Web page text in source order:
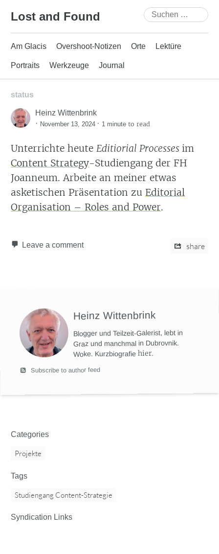
Lost and Found
Suchen
nach:
Am Glacis Overshoot-Notizen Orte Lektüre
Portraits Werkzeuge Journal
status
Heinz Wittenbrink
· November 13, 2024 · 1 minute to read
Unterrichte heuteEditiorial Processesim
Content Strategy-Studiengang der FH
Joanneum. Arbeite an meiner etwas
asketischen Präsentation zu Editorial
Organisation – Roles and Power.
Leave a comment share
Heinz Wittenbrink
Blogger und Teilzeit-Galerist, lebt in
Graz und manchmal in Dubrovnik.
Woke. Kurzbiografiehier.
Subscribe to author feed
Categories
Projekte
Tags
Studiengang Content-Strategie
Syndication Links